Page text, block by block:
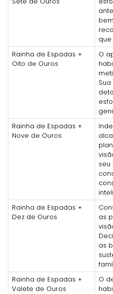
Rainha de Espadas +
Oito de Ouros
O
Rainha de Espadas +
Nove de Ouros
seu
Rainha de Espadas +
Dez de Ouros
as
as
Rainha de Espadas +
Valete de Ouros
O